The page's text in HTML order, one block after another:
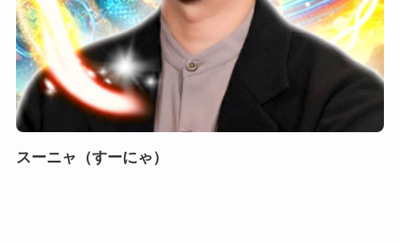
スーニャ（すーにゃ）